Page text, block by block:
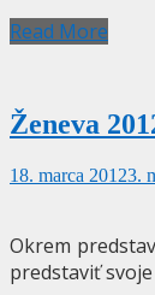
Read More
Ženeva
18. marca 20123.
Okrem
predstaviť